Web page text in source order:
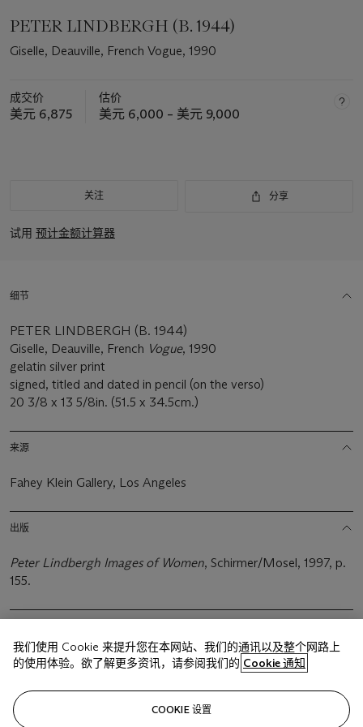
PETER LINDBERGH (B. 1944)
Giselle, Deauville, French Vogue, 1990
成交价
美元 6,875
估价
美元 6,000 – 美元 9,000
关注 分享
试用 预计金额计算器
细节
PETER LINDBERGH (B. 1944)
Giselle, Deauville, French Vogue, 1990
gelatin silver print
signed, titled and dated in pencil (on the verso)
20 3/8 x 13 5/8in. (51.5 x 34.5cm.)
来源
Fahey Klein Gallery, Los Angeles
出版
Peter Lindbergh Images of Women, Schirmer/Mosel, 1997, p.
155.
相关文章
我们使用 Cookie 来提升您在本网站、我们的通讯以及整个网路上
的使用体验。欲了解更多资讯，请参阅我们的 Cookie 通知
COOKIE 设置